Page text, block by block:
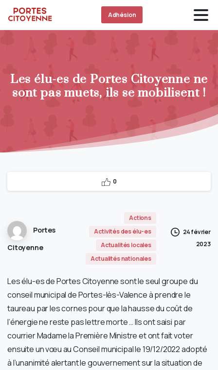
Adhésion
Les élu-es de Portes Citoyenne ne
sont pas muets, ils se mobilisent !
0
Portes
Citoyenne
Actions
Activités des élu-es
Actualités locales
Actualités nationales
24 février
2023
Les élu-es de Portes Citoyenne sont le seul groupe du
conseil municipal de Portes-lès-Valence à prendre le
taureau par les cornes pour que la hausse du coût de
l’énergie ne reste pas lettre morte … Ils ont saisi par
courrier Madame la Première Ministre et ont fait voter
ensuite un vœu au Conseil municipal le 19/12/2022 adopté
à l’unanimité alertant le gouvernement sur la situation de